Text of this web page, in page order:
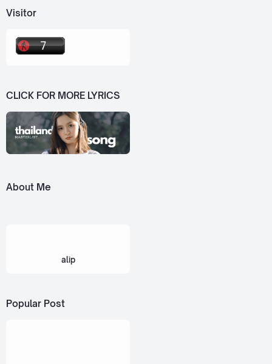
Visitor
CLICK FOR MORE LYRICS
About Me
alip
Popular Post